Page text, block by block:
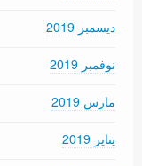
ديسمبر 2019
نوفمبر 2019
مارس 2019
يناير 2019